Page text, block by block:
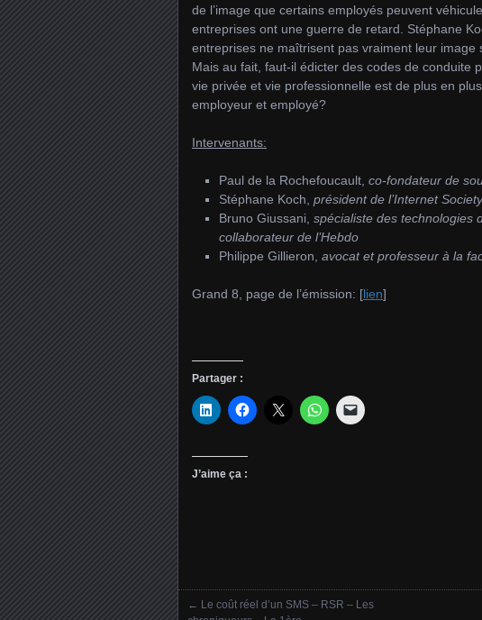
de l’image que certains employés peuvent
entreprises ont une guerre de retard. Stéphane
entreprises ne maîtrisent pas vraiment leur image
Mais au fait, faut-il édicter des codes de conduite
vie privée et vie professionnelle est de plus en
employeur et employé?
Intervenants:
Paul de la Rochefoucault, co-fondateur de
Stéphane Koch, président de l’Internet
Bruno Giussani, spécialiste des technologies
collaborateur de l’Hebdo
Philippe Gillieron, avocat et professeur à la
Grand 8, page de l’émission: [lien]
Partager :
J’aime ça :
← Le coût réel d’un SMS – RSR – Les